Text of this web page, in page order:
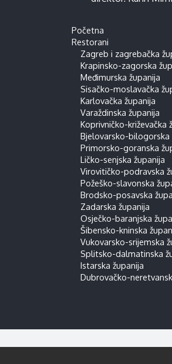
Početna
Restorani
Zagreb i zagrebačka
Krapinsko-zagorska
Međimurska županija
Sisačko-moslavačka
Karlovačka županija
Varaždinska županija
Koprivničko-križevačka
Bjelovarsko-bilogorska
Primorsko-goranska
Ličko-senjska županija
Virovitičko-podravska
Požeško-slavonska
Brodsko-posavska
Zadarska županija
Osječko-baranjska
Šibensko-kninska
Vukovarsko-srijemska
Splitsko-dalmatinska
Istarska županija
Dubrovačko-